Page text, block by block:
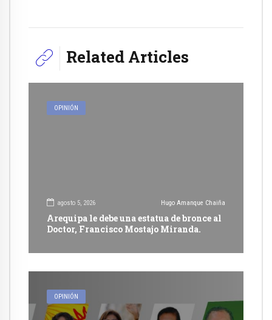
Related Articles
OPINIÓN
agosto 5, 2026 Hugo Amanque Chaiña
Arequipa le debe una estatua de bronce al
Doctor, Francisco Mostajo Miranda.
OPINIÓN